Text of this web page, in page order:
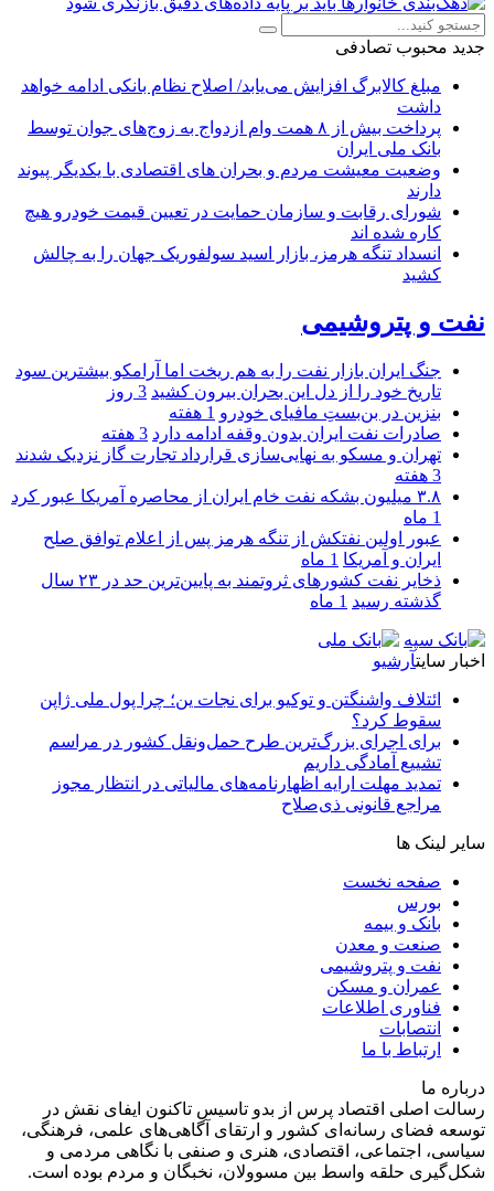
جدید محبوب تصادفی
مبلغ کالابرگ افزایش می‌یابد/ اصلاح نظام بانکی ادامه خواهد
داشت
پرداخت بیش از ۸ همت وام ازدواج به زوج‌های جوان توسط
بانک ملی ایران
وضعیت معیشت مردم و بحران های اقتصادی با یکدیگر پیوند
دارند
شورای رقابت و سازمان حمایت در تعیین قیمت خودرو هیچ
کاره شده اند
انسداد تنگه هرمز، بازار اسید سولفوریک جهان را به چالش
کشید
نفت و پتروشیمی
جنگ ایران بازار نفت را به هم ریخت اما آرامکو بیشترین سود
تاریخ خود را از دل این بحران بیرون کشید 3 روز
بنزین در بن‌بستِ مافیای خودرو 1 هفته
صادرات نفت ایران بدون وقفه ادامه دارد 3 هفته
تهران و مسکو به نهایی‌سازی قرارداد تجارت گاز نزدیک شدند
3 هفته
۳.۸ میلیون بشکه نفت خام ایران از محاصره آمریکا عبور کرد
1 ماه
عبور اولین نفتکش از تنگه هرمز پس از اعلام توافق صلح
ایران و آمریکا 1 ماه
ذخایر نفت کشورهای ثروتمند به پایین‌ترین حد در ۲۳ سال
گذشته رسید 1 ماه
اخبار سایتآرشیو
ائتلاف واشنگتن و توکیو برای نجات ین؛ چرا پول ملی ژاپن
سقوط کرد؟
برای اجرای بزرگ‌ترین طرح حمل‌ونقل کشور در مراسم
تشییع آمادگی داریم
تمدید مهلت ارایه اظهارنامه‌های مالیاتی در انتظار مجوز
مراجع قانونی ذی‌‏صلاح
سایر لینک ها
صفحه نخست
بورس
بانک و بیمه
صنعت و معدن
نفت و پتروشیمی
عمران و مسکن
فناوری اطلاعات
انتصابات
ارتباط با ما
درباره ما
رسالت اصلی اقتصاد پرس از بدو تاسیس تاکنون ایفای نقش در
توسعه فضای رسانه‌ای کشور و ارتقای آگاهی‌های علمی، فرهنگی،
سیاسی، اجتماعی، اقتصادی، هنری و صنفی با نگاهی مردمی و
شکل‌گیری حلقه واسط بین مسوولان، نخبگان و مردم بوده است.